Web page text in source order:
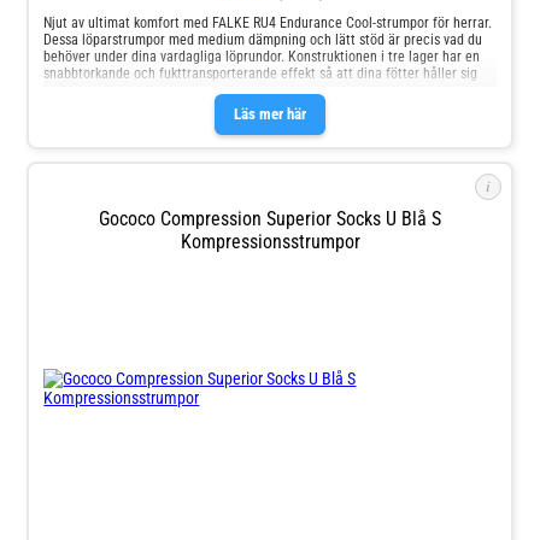
Läs mer här
Njut av ultimat komfort med FALKE RU4 Endurance Cool-strumpor för herrar.
Dessa löparstrumpor med medium dämpning och lätt stöd är precis vad du
behöver under dina vardagliga löprundor. Konstruktionen i tre lager har en
snabbtorkande och fukttransporterande effekt så att dina fötter håller sig
i
Gococo Compression Superior Socks U Blå S
Kompressionsstrumpor